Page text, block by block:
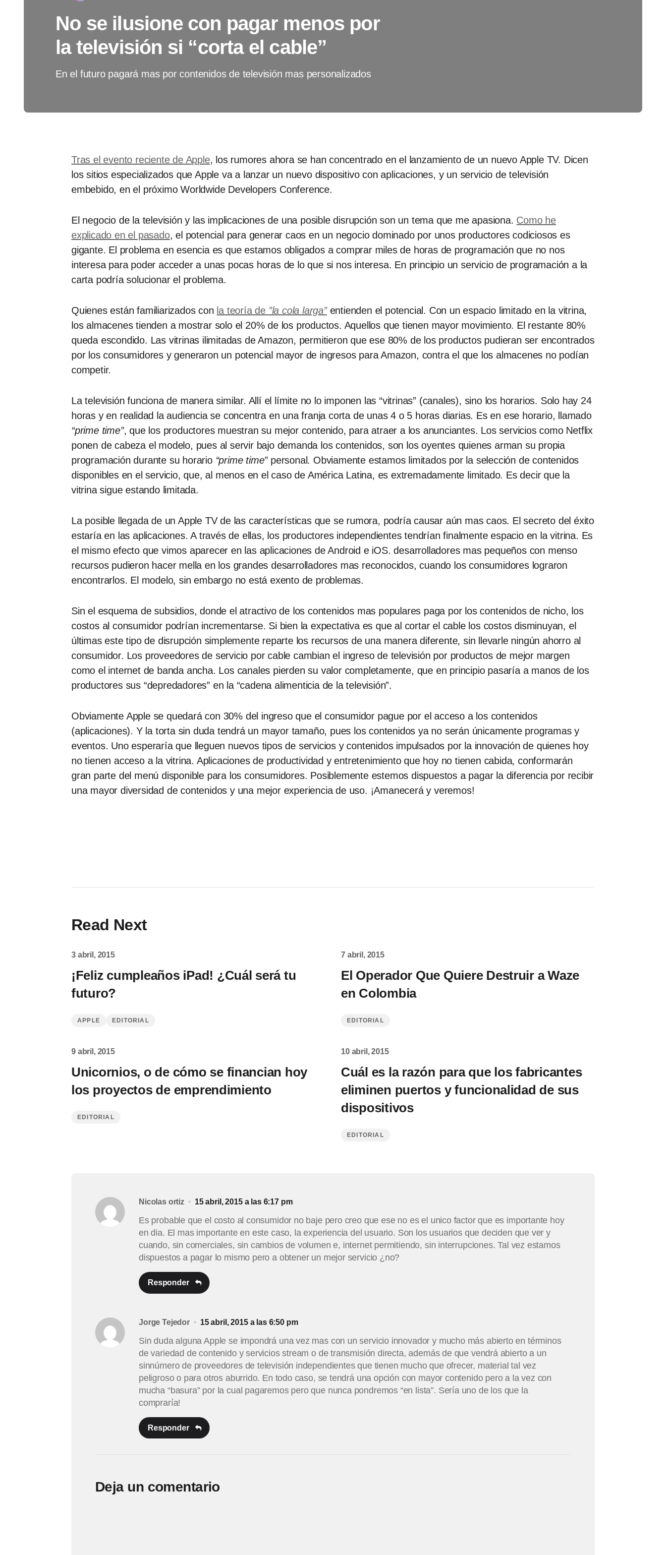
No se ilusione con pagar menos por
la televisión si “corta el cable”
En el futuro pagará mas por contenidos de televisión mas personalizados
Tras el evento reciente de Apple, los rumores ahora se han concentrado en el lanzamiento de un nuevo Apple TV. Dicen
los sitios especializados que Apple va a lanzar un nuevo dispositivo con aplicaciones, y un servicio de televisión
embebido, en el próximo Worldwide Developers Conference.
El negocio de la televisión y las implicaciones de una posible disrupción son un tema que me apasiona. Como he
explicado en el pasado, el potencial para generar caos en un negocio dominado por unos productores codiciosos es
gigante. El problema en esencia es que estamos obligados a comprar miles de horas de programación que no nos
interesa para poder acceder a unas pocas horas de lo que si nos interesa. En principio un servicio de programación a la
carta podría solucionar el problema.
Quienes están familiarizados con la teoría de ”la cola larga”entienden el potencial. Con un espacio limitado en la vitrina,
los almacenes tienden a mostrar solo el 20% de los productos. Aquellos que tienen mayor movimiento. El restante 80%
queda escondido. Las vitrinas ilimitadas de Amazon, permitieron que ese 80% de los productos pudieran ser encontrados
por los consumidores y generaron un potencial mayor de ingresos para Amazon, contra el que los almacenes no podían
competir.
La televisión funciona de manera similar. Allí el límite no lo imponen las “vitrinas” (canales), sino los horarios. Solo hay 24
horas y en realidad la audiencia se concentra en una franja corta de unas 4 o 5 horas diarias. Es en ese horario, llamado
“prime time”, que los productores muestran su mejor contenido, para atraer a los anunciantes. Los servicios como Netflix
ponen de cabeza el modelo, pues al servir bajo demanda los contenidos, son los oyentes quienes arman su propia
programación durante su horario “prime time”personal. Obviamente estamos limitados por la selección de contenidos
disponibles en el servicio, que, al menos en el caso de América Latina, es extremadamente limitado. Es decir que la
vitrina sigue estando limitada.
La posible llegada de un Apple TV de las características que se rumora, podría causar aún mas caos. El secreto del éxito
estaría en las aplicaciones. A través de ellas, los productores independientes tendrían finalmente espacio en la vitrina. Es
el mismo efecto que vimos aparecer en las aplicaciones de Android e iOS. desarrolladores mas pequeños con menso
recursos pudieron hacer mella en los grandes desarrolladores mas reconocidos, cuando los consumidores lograron
encontrarlos. El modelo, sin embargo no está exento de problemas.
Sin el esquema de subsidios, donde el atractivo de los contenidos mas populares paga por los contenidos de nicho, los
costos al consumidor podrían incrementarse. Si bien la expectativa es que al cortar el cable los costos disminuyan, el
últimas este tipo de disrupción simplemente reparte los recursos de una manera diferente, sin llevarle ningún ahorro al
consumidor. Los proveedores de servicio por cable cambian el ingreso de televisión por productos de mejor margen
como el internet de banda ancha. Los canales pierden su valor completamente, que en principio pasaría a manos de los
productores sus “depredadores” en la “cadena alimenticia de la televisión”.
Obviamente Apple se quedará con 30% del ingreso que el consumidor pague por el acceso a los contenidos
(aplicaciones). Y la torta sin duda tendrá un mayor tamaño, pues los contenidos ya no serán únicamente programas y
eventos. Uno esperaría que lleguen nuevos tipos de servicios y contenidos impulsados por la innovación de quienes hoy
no tienen acceso a la vitrina. Aplicaciones de productividad y entretenimiento que hoy no tienen cabida, conformarán
gran parte del menú disponible para los consumidores. Posiblemente estemos dispuestos a pagar la diferencia por recibir
una mayor diversidad de contenidos y una mejor experiencia de uso. ¡Amanecerá y veremos!
Read Next
3 abril, 2015
¡Feliz cumpleaños iPad! ¿Cuál será tu
futuro?
APPLE EDITORIAL
7 abril, 2015
El Operador Que Quiere Destruir a Waze
en Colombia
EDITORIAL
9 abril, 2015
Unicornios, o de cómo se financian hoy
los proyectos de emprendimiento
EDITORIAL
10 abril, 2015
Cuál es la razón para que los fabricantes
eliminen puertos y funcionalidad de sus
dispositivos
EDITORIAL
Nicolas ortiz 15 abril, 2015 a las 6:17 pm
Es probable que el costo al consumidor no baje pero creo que ese no es el unico factor que es importante hoy
en dia. El mas importante en este caso, la experiencia del usuario. Son los usuarios que deciden que ver y
cuando, sin comerciales, sin cambios de volumen e, internet permitiendo, sin interrupciones. Tal vez estamos
dispuestos a pagar lo mismo pero a obtener un mejor servicio ¿no?
Responder
Jorge Tejedor 15 abril, 2015 a las 6:50 pm
Sin duda alguna Apple se impondrá una vez mas con un servicio innovador y mucho más abierto en términos
de variedad de contenido y servicios stream o de transmisión directa, además de que vendrá abierto a un
sinnúmero de proveedores de televisión independientes que tienen mucho que ofrecer, material tal vez
peligroso o para otros aburrido. En todo caso, se tendrá una opción con mayor contenido pero a la vez con
mucha “basura” por la cual pagaremos pero que nunca pondremos “en lista”. Sería uno de los que la
compraría!
Responder
Deja un comentario